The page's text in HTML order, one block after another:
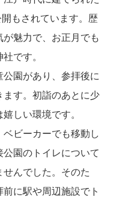
もされています。歴
魅力で、お正月でも
です。
園があり、参拝後に
す。初詣のあとに少
しい環境です。
ビーカーでも移動し
園のトイレについて
んでした。そのた
に駅や周辺施設でト